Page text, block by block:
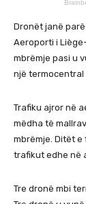
Dronët janë
Aeroporti i
mbrëmje pasi u
një
Trafiku ajror në
mëdha të
mbrëmje. Ditët
trafikut edhe në
Tre dronë mbi